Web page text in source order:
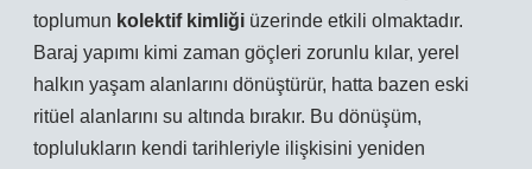
toplumun kolektif kimliği üzerinde etkili olmaktadır.
Baraj yapımı kimi zaman göçleri zorunlu kılar, yerel
halkın yaşam alanlarını dönüştürür, hatta bazen eski
ritüel alanlarını su altında bırakır. Bu dönüşüm,
toplulukların kendi tarihleriyle ilişkisini yeniden